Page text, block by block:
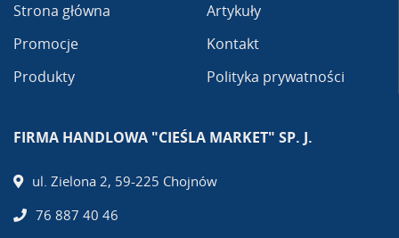
Strona główna
Promocje
Produkty
Artykuły
Kontakt
Polityka prywatności
FIRMA HANDLOWA "CIEŚLA MARKET" SP. J.
ul. Zielona 2, 59-225 Chojnów
76 887 40 46